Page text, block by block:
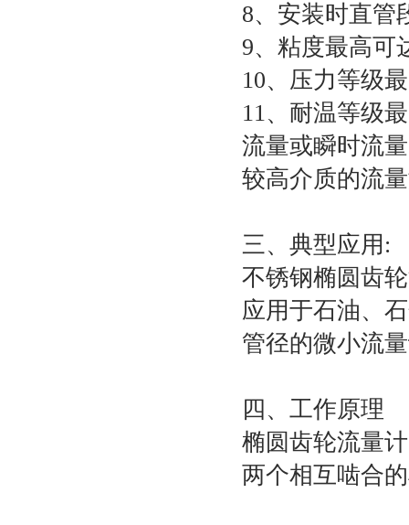
8、安装时直管
9、粘度最高可
10、压力等级
11、耐温等级
流量或瞬时流
较高介质的流
三、典型应用:
不锈钢椭圆齿
应用于石油、
管径的微小流
四、工作原理
椭圆齿轮流量
两个相互啮合